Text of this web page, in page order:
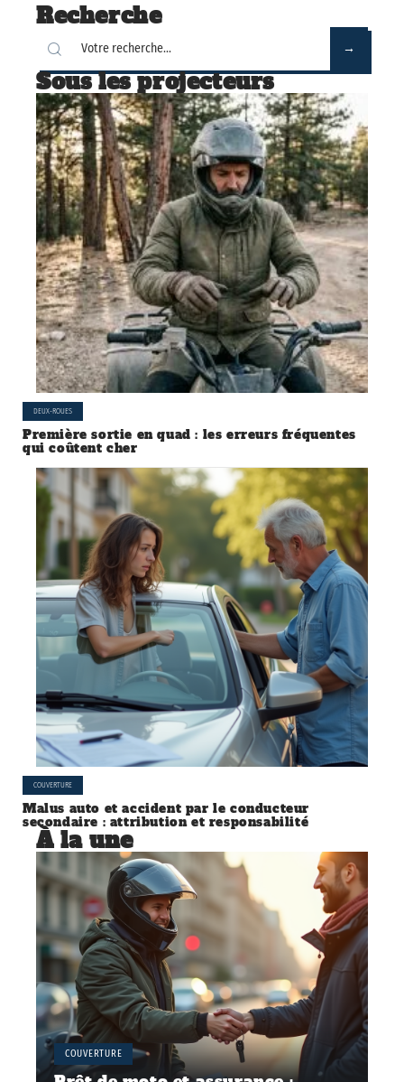
Recherche
Sous les projecteurs
DEUX-ROUES
Première sortie en quad : les erreurs fréquentes
qui coûtent cher
COUVERTURE
Malus auto et accident par le conducteur
secondaire : attribution et responsabilité
À la une
COUVERTURE